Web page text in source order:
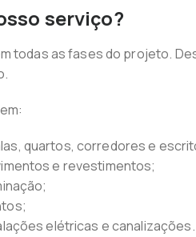
serviço?
todas as fases do projeto.
quartos, corredores e
e revestimentos;
elétricas e canalizações.